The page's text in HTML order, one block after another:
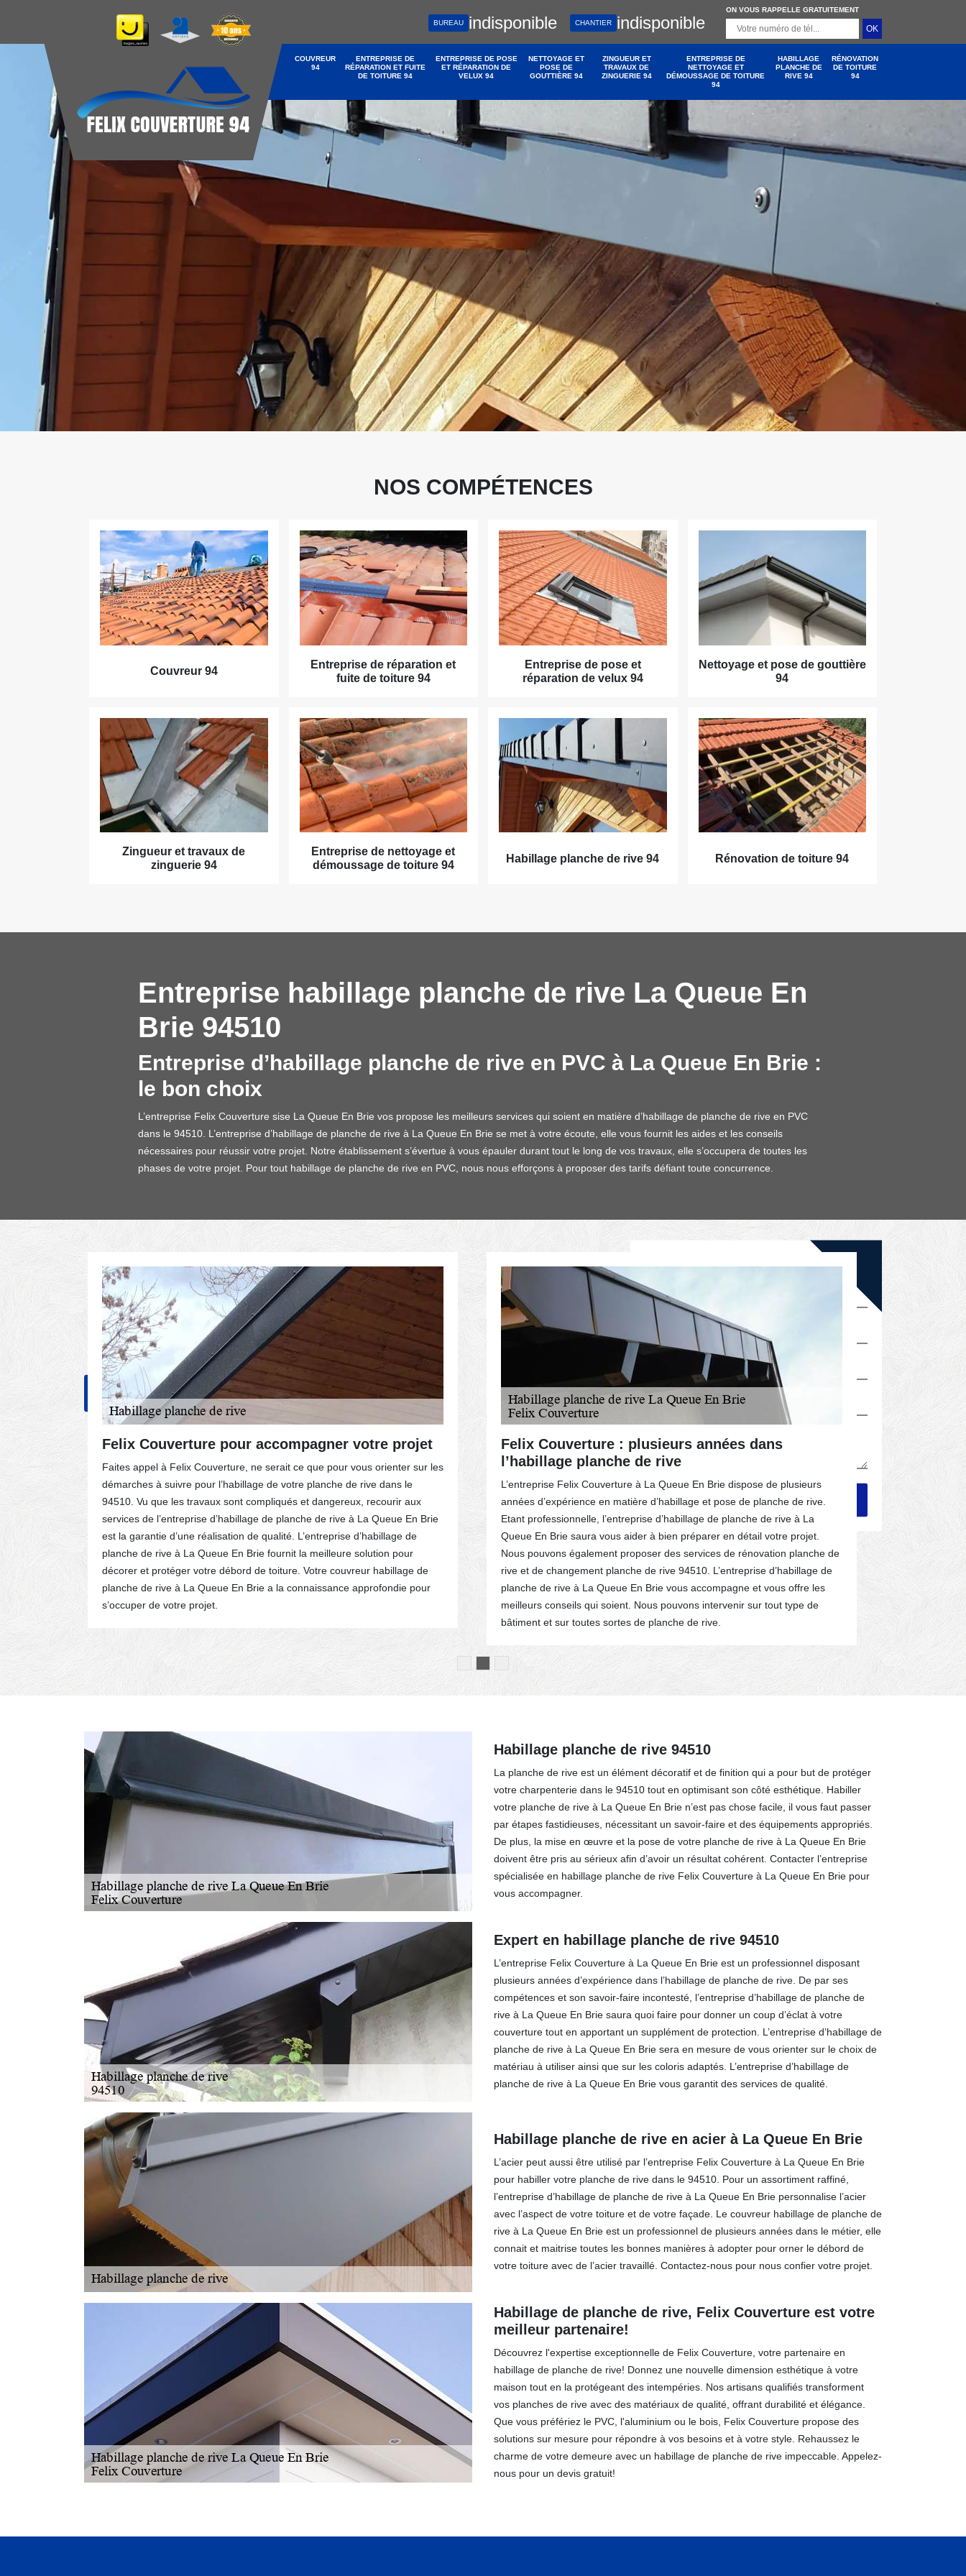
BUREAU indisponible CHANTIER indisponible
ON VOUS RAPPELLE GRATUITEMENT
COUVREUR
94
ENTREPRISE DE
RÉPARATION ET FUITE
DE TOITURE 94
ENTREPRISE DE POSE
ET RÉPARATION DE
VELUX 94
NETTOYAGE ET
POSE DE
GOUTTIÈRE 94
ZINGUEUR ET
TRAVAUX DE
ZINGUERIE 94
ENTREPRISE DE
NETTOYAGE ET
DÉMOUSSAGE DE TOITURE
94
HABILLAGE
PLANCHE DE
RIVE 94
RÉNOVATION
DE TOITURE
94
NOS RÉALISATIONS CONTACTEZ-NOUS
NOS COMPÉTENCES
Couvreur 94
Entreprise de réparation et
fuite de toiture 94
Entreprise de pose et
réparation de velux 94
Nettoyage et pose de gouttière
94
Zingueur et travaux de
zinguerie 94
Entreprise de nettoyage et
démoussage de toiture 94
Habillage planche de rive 94 Rénovation de toiture 94
Entreprise habillage planche de rive La Queue En
Brie 94510
Entreprise d’habillage planche de rive en PVC à La Queue En Brie :
le bon choix
L’entreprise Felix Couverture sise La Queue En Brie vos propose les meilleurs services qui soient en matière d’habillage de planche de rive en PVC
dans le 94510. L’entreprise d’habillage de planche de rive à La Queue En Brie se met à votre écoute, elle vous fournit les aides et les conseils
nécessaires pour réussir votre projet. Notre établissement s’évertue à vous épauler durant tout le long de vos travaux, elle s’occupera de toutes les
phases de votre projet. Pour tout habillage de planche de rive en PVC, nous nous efforçons à proposer des tarifs défiant toute concurrence.
à se
94510.
Felix Couverture pour accompagner votre projet
Faites appel à Felix Couverture, ne serait ce que pour vous orienter sur les
démarches à suivre pour l’habillage de votre planche de rive dans le
94510. Vu que les travaux sont compliqués et dangereux, recourir aux
services de l’entreprise d’habillage de planche de rive à La Queue En Brie
est la garantie d’une réalisation de qualité. L’entreprise d’habillage de
planche de rive à La Queue En Brie fournit la meilleure solution pour
décorer et protéger votre débord de toiture. Votre couvreur habillage de
planche de rive à La Queue En Brie a la connaissance approfondie pour
s’occuper de votre projet.
Felix Couverture : plusieurs années dans
l’habillage planche de rive
L’entreprise Felix Couverture à La Queue En Brie dispose de plusieurs
années d’expérience en matière d’habillage et pose de planche de rive.
Etant professionnelle, l’entreprise d’habillage de planche de rive à La
Queue En Brie saura vous aider à bien préparer en détail votre projet.
Nous pouvons également proposer des services de rénovation planche de
rive et de changement planche de rive 94510. L’entreprise d’habillage de
planche de rive à La Queue En Brie vous accompagne et vous offre les
meilleurs conseils qui soient. Nous pouvons intervenir sur tout type de
bâtiment et sur toutes sortes de planche de rive.
Queue
autant de
Brie met à
d’habillage
minutie,
accomplie
alliant
Couverture a
Habillage planche de rive 94510
La planche de rive est un élément décoratif et de finition qui a pour but de protéger
votre charpenterie dans le 94510 tout en optimisant son côté esthétique. Habiller
votre planche de rive à La Queue En Brie n’est pas chose facile, il vous faut passer
par étapes fastidieuses, nécessitant un savoir-faire et des équipements appropriés.
De plus, la mise en œuvre et la pose de votre planche de rive à La Queue En Brie
doivent être pris au sérieux afin d’avoir un résultat cohérent. Contacter l’entreprise
spécialisée en habillage planche de rive Felix Couverture à La Queue En Brie pour
vous accompagner.
Expert en habillage planche de rive 94510
L’entreprise Felix Couverture à La Queue En Brie est un professionnel disposant
plusieurs années d’expérience dans l’habillage de planche de rive. De par ses
compétences et son savoir-faire incontesté, l’entreprise d’habillage de planche de
rive à La Queue En Brie saura quoi faire pour donner un coup d’éclat à votre
couverture tout en apportant un supplément de protection. L’entreprise d’habillage de
planche de rive à La Queue En Brie sera en mesure de vous orienter sur le choix de
matériau à utiliser ainsi que sur les coloris adaptés. L’entreprise d’habillage de
planche de rive à La Queue En Brie vous garantit des services de qualité.
Habillage planche de rive en acier à La Queue En Brie
L’acier peut aussi être utilisé par l’entreprise Felix Couverture à La Queue En Brie
pour habiller votre planche de rive dans le 94510. Pour un assortiment raffiné,
l’entreprise d’habillage de planche de rive à La Queue En Brie personnalise l’acier
avec l’aspect de votre toiture et de votre façade. Le couvreur habillage de planche de
rive à La Queue En Brie est un professionnel de plusieurs années dans le métier, elle
connait et maitrise toutes les bonnes manières à adopter pour orner le débord de
votre toiture avec de l’acier travaillé. Contactez-nous pour nous confier votre projet.
Habillage de planche de rive, Felix Couverture est votre
meilleur partenaire!
Découvrez l'expertise exceptionnelle de Felix Couverture, votre partenaire en
habillage de planche de rive! Donnez une nouvelle dimension esthétique à votre
maison tout en la protégeant des intempéries. Nos artisans qualifiés transforment
vos planches de rive avec des matériaux de qualité, offrant durabilité et élégance.
Que vous préfériez le PVC, l'aluminium ou le bois, Felix Couverture propose des
solutions sur mesure pour répondre à vos besoins et à votre style. Rehaussez le
charme de votre demeure avec un habillage de planche de rive impeccable. Appelez-
nous pour un devis gratuit!